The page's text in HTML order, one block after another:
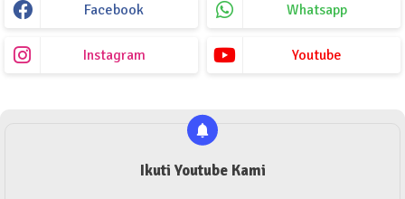
Facebook Whatsapp
Instagram Youtube
Ikuti Youtube Kami